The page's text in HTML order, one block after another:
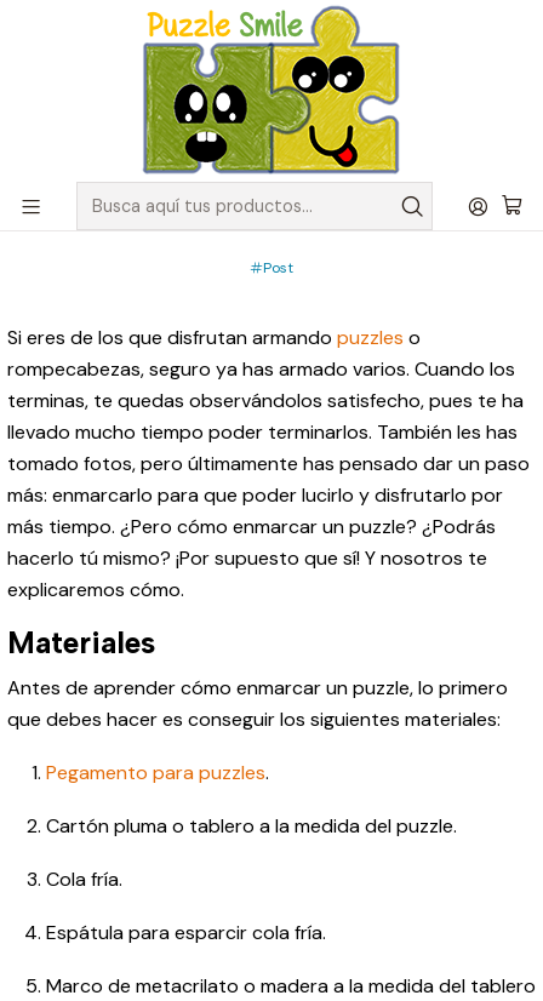
Envíos GRATIS para pedidos sobre $50.000 en Regiones de la
Cómo enmarcar un puzzle: Apréndelo aquí
PUBLICADO EL 9/8/2022
Cómo enmarcar un puzzle:
Apréndelo aquí
Post
Si eres de los que disfrutan armando puzzles o
rompecabezas, seguro ya has armado varios. Cuando los
terminas, te quedas observándolos satisfecho, pues te ha
llevado mucho tiempo poder terminarlos. También les has
tomado fotos, pero últimamente has pensado dar un paso
más: enmarcarlo para que poder lucirlo y disfrutarlo por
más tiempo. ¿Pero cómo enmarcar un puzzle? ¿Podrás
hacerlo tú mismo? ¡Por supuesto que sí! Y nosotros te
explicaremos cómo.
Materiales
Antes de aprender cómo enmarcar un puzzle, lo primero
que debes hacer es conseguir los siguientes materiales:
Pegamento para puzzles.
Cartón pluma o tablero a la medida del puzzle.
Cola fría.
Espátula para esparcir cola fría.
Marco de metacrilato o madera a la medida del tablero